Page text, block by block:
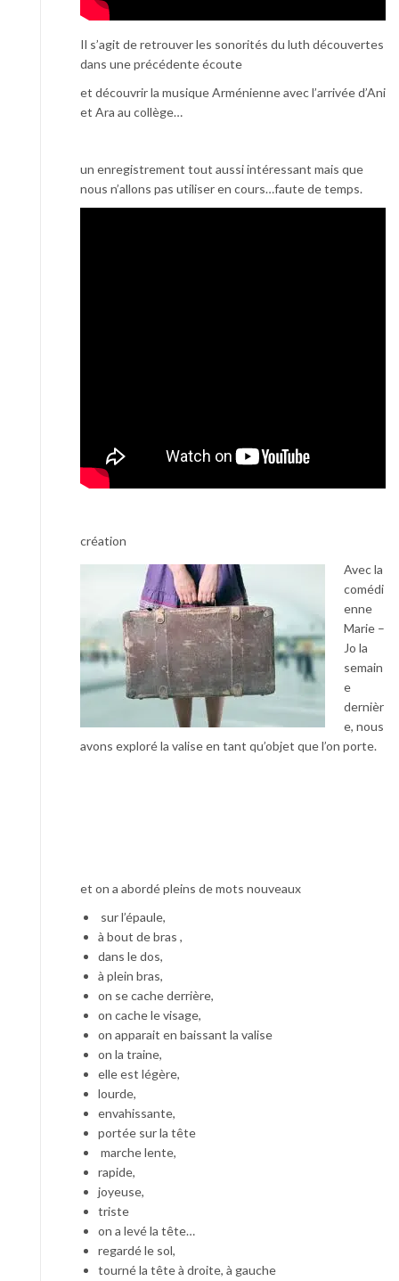
Il s’agit de retrouver les sonorités du luth découvertes
dans une précédente écoute
et découvrir la musique Arménienne avec l’arrivée d’Ani
et Ara au collège…
un enregistrement tout aussi intéressant mais que
nous n’allons pas utiliser en cours…faute de temps.
création
Avec la
comédi
enne
Marie –
Jo la
semain
e
dernièr
e, nous
avons exploré la valise en tant qu’objet que l’on porte.
et on a abordé pleins de mots nouveaux
sur l’épaule,
à bout de bras ,
dans le dos,
à plein bras,
on se cache derrière,
on cache le visage,
on apparait en baissant la valise
on la traine,
elle est légère,
lourde,
envahissante,
portée sur la tête
marche lente,
rapide,
joyeuse,
triste
on a levé la tête…
regardé le sol,
tourné la tête à droite, à gauche